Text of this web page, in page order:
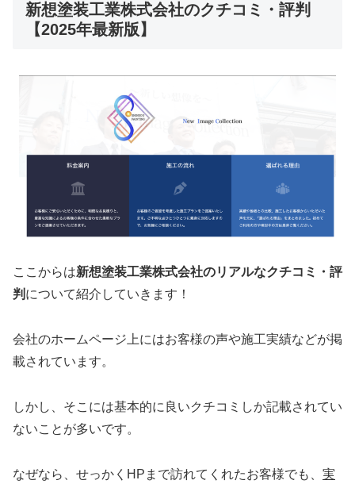
新想塗装工業株式会社のクチコミ・評判
【2025年最新版】
ここからは新想塗装工業株式会社のリアルなクチコミ・評
判 について紹介していきます！
会社のホームページ上にはお客様の声や施工実績などが掲
載されています。
しかし、そこには基本的に良いクチコミしか記載されてい
ないことが多いです。
なぜなら、せっかくHPまで訪れてくれたお客様でも、 実